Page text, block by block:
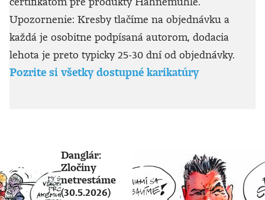
Upozornenie: Kresby tlačíme na objednávku a
každá je osobitne podpísaná autorom, dodacia
lehota je preto typicky 25-30 dní od objednávky.
Pozrite si všetky dostupné karikatúry
Danglár:
Zločiny
netrestáme
(30.5.2026)